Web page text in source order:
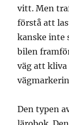
vitt. Men
förstå att
kanske inte
bilen
väg att
Den typen